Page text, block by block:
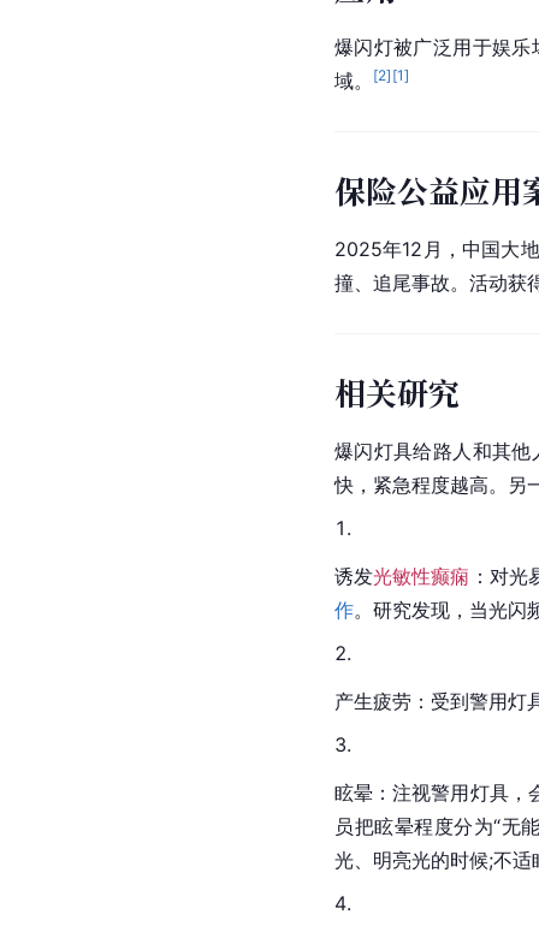
爆闪灯被广泛用于娱
域。
[2] [1]
保险公益应用
2025年12月，中国大
撞、追尾事故。活动获
相关研究
爆闪灯具给路人和其
快，紧急程度越高。另
诱发光敏性癫痫 ：对
作。研究发现，当光闪
产生疲劳：受到警用灯
眩晕：注视警用灯具，
员把眩晕程度分为“无
光、明亮光的时候;不